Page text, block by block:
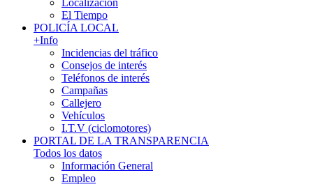
Localización
El Tiempo
POLICÍA LOCAL
+Info
Incidencias del tráfico
Consejos de interés
Teléfonos de interés
Campañas
Callejero
Vehículos
I.T.V (ciclomotores)
PORTAL DE LA TRANSPARENCIA
Todos los datos
Información General
Empleo